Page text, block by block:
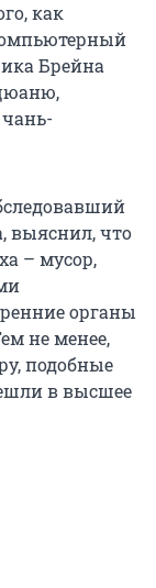
как
Брейна
выяснил, что
– мусор,
органы
не менее,
подобные
в высшее